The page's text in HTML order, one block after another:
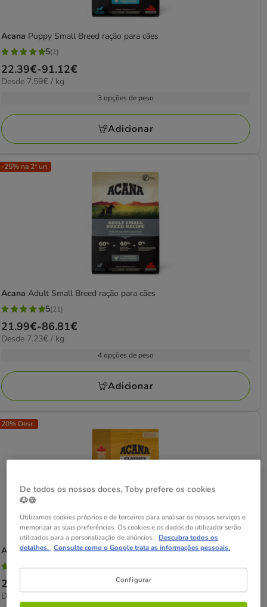
Acana Puppy Small Breed ração para cães
5
estrelas
com
avaliações
5(1)
Preço
de
91.12€
22.39€-91.12€
7.59€
Desde 7.59€ / kg
3 opções de peso
Adicionar
-25% na 2ª un.
Acana Adult Small Breed ração para cães
5
estrelas
com
avaliações
5(21)
Preço
de
86.81€
21.99€-86.81€
7.23€
Desde 7.23€ / kg
4 opções de peso
Adicionar
20% Desc.
AcanaClassics Prairie Poultry ração para cães
4.7
estrelas
com
4.7(65)
Preço
de
21.39€
5.18€
Desde 5.18€ / kg
De todos os nossos doces, Toby prefere os cookies
🐶🍪
Utilizamos cookies próprios e de terceiros para analisar os nossos serviços e
memorizar as suas preferências. Os cookies e os dados do utilizador serão
utilizados para a personalização de anúncios. Descubra todos os
detalhes. Consulte como o Google trata as informações pessoais.
Configurar